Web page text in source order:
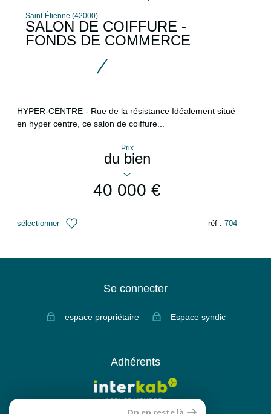
Saint-Étienne (42000)
SALON DE COIFFURE -
FONDS DE COMMERCE
HYPER-CENTRE - Rue de la résistance Idéalement situé
en hyper centre, ce salon de coiffure...
Prix
du bien
40 000 €
sélectionner réf : 704
Se connecter
espace propriétaire Espace syndic
Adhérents